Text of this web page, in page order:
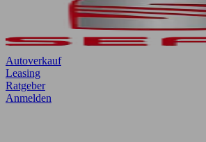
Autoverkauf
Leasing
Ratgeber
Anmelden